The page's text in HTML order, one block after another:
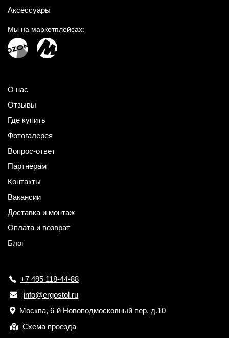
Аксессуары
Мы на маркетплейсах:
О нас
Отзывы
Где купить
Фотогалерея
Вопрос-ответ
Партнерам
Контакты
Вакансии
Доставка и монтаж
Оплата и возврат
Блог
+7 495 118-44-88
info@ergostol.ru
Москва, 6-й Новоподмосковный пер. д.10
Схема проезда